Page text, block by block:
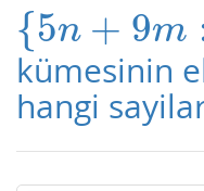
{5n + 9m
{5n+ 9m:n,m
kümesinin
hangi